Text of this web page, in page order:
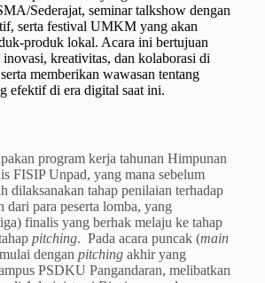
Sederajat, seminar talkshow dengan
serta festival UMKM yang akan
produk lokal. Acara ini bertujuan
kreativitas, dan kolaborasi di
memberikan wawasan tentang
efektif di era digital saat ini.
program kerja tahunan Himpunan
FISIP Unpad, yang mana sebelum
dilaksanakan tahap penilaian terhadap
dari para peserta lomba, yang
finalis yang berhak melaju ke tahap
pitching. Pada acara puncak (main
dengan pitchingakhir yang
PSDKU Pangandaran, melibatkan